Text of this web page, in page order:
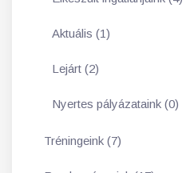
Aktuális (1)
Lejárt (2)
Nyertes pályázataink (0)
Tréningeink (7)